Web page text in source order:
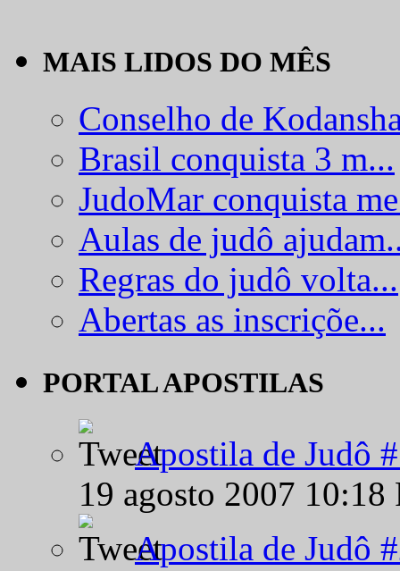
MAIS LIDOS DO MÊS
Conselho de
Brasil conquista 3 m...
JudoMar conquista
Aulas de judô
Regras do judô volta...
Abertas as inscriçõe...
PORTAL APOSTILAS
Apostila de Judô
19 agosto 2007
Apostila de Judô